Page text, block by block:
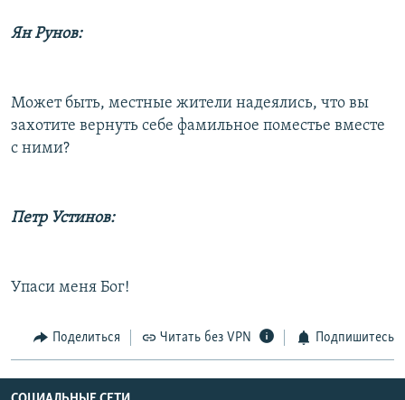
Ян Рунов:
Может быть, местные жители надеялись, что вы
захотите вернуть себе фамильное поместье вместе
с ними?
Петр Устинов:
Упаси меня Бог!
Поделиться Читать без VPN Подпишитесь